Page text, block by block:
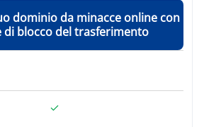
dominio da minacce online con
di blocco del trasferimento